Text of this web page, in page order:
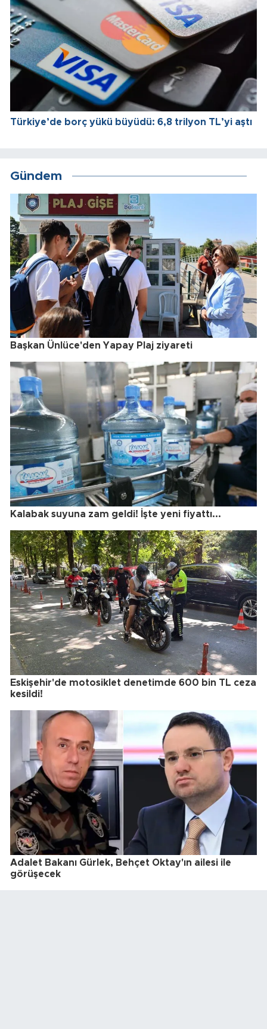
Türkiye’de borç yükü büyüdü: 6,8 trilyon TL’yi aştı
Gündem
Başkan Ünlüce'den Yapay Plaj ziyareti
Kalabak suyuna zam geldi! İşte yeni fiyattı...
Eskişehir'de motosiklet denetimde 600 bin TL ceza
kesildi!
Adalet Bakanı Gürlek, Behçet Oktay'ın ailesi ile
görüşecek